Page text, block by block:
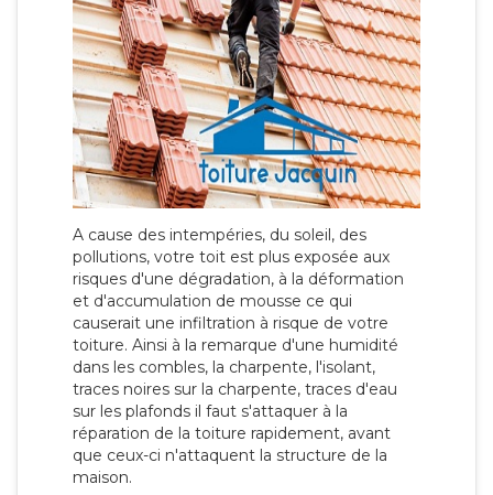
A cause des intempéries, du soleil, des
pollutions, votre toit est plus exposée aux
risques d'une dégradation, à la déformation
et d'accumulation de mousse ce qui
causerait une infiltration à risque de votre
toiture. Ainsi à la remarque d'une humidité
dans les combles, la charpente, l'isolant,
traces noires sur la charpente, traces d'eau
sur les plafonds il faut s'attaquer à la
réparation de la toiture rapidement, avant
que ceux-ci n'attaquent la structure de la
maison.